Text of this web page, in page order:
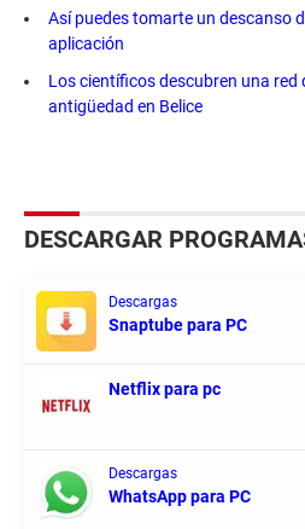
Así puedes tomarte un descanso
aplicación
Los científicos descubren una red
antigüedad en Belice
DESCARGAR
Descargas
Snaptube para PC
Netflix para pc
Descargas
WhatsApp para PC